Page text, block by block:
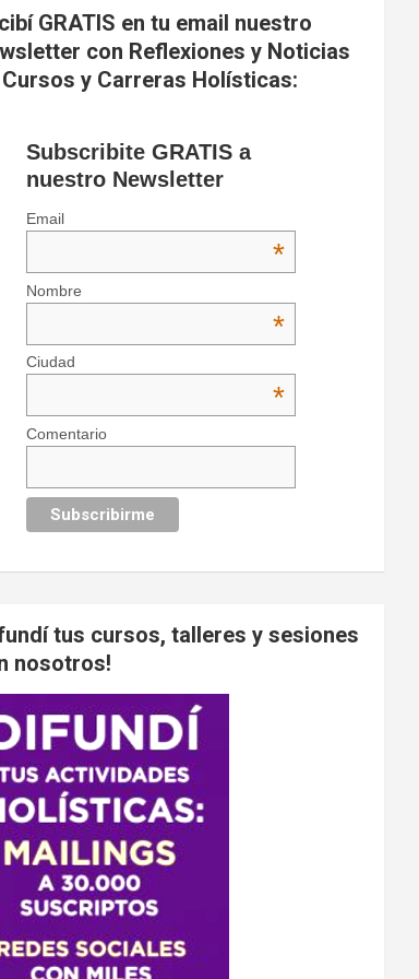
GRATIS en tu email nuestro
con Reflexiones y Noticias
y Carreras Holísticas:
Subscribite GRATIS a
nuestro Newsletter
Email
*
Nombre
*
Ciudad
*
Comentario
tus cursos, talleres y sesiones
nosotros!